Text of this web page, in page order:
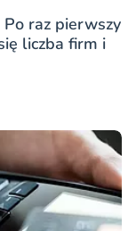
raz pierwszy
liczba firm i